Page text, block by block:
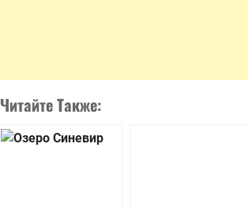
Читайте Также: